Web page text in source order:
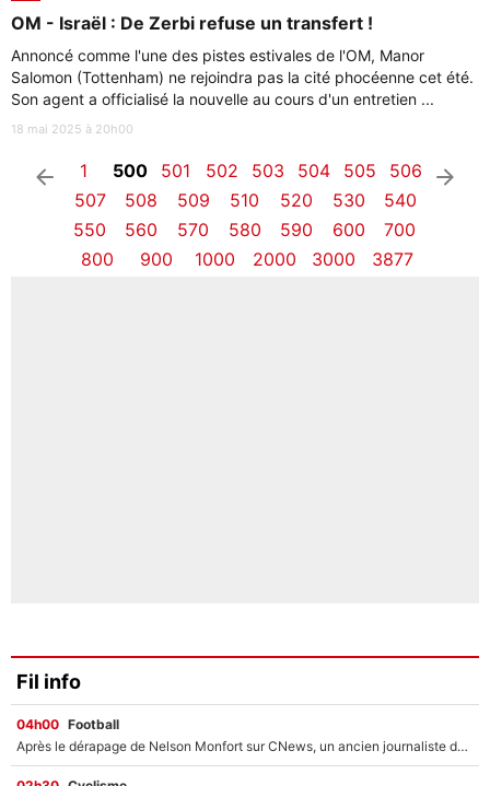
OM - Israël : De Zerbi refuse un transfert !
Annoncé comme l'une des pistes estivales de l'OM, Manor
Salomon (Tottenham) ne rejoindra pas la cité phocéenne cet été.
Son agent a officialisé la nouvelle au cours d'un entretien ...
18 mai 2025 à 20h00
arrow_left 1 500 501 502 503 504 505
506
507
508 509 510 520 530
540
550
560 570 580 590 600
700
800
900 1000 2000 3000 3877
arrow_right
Fil info
04h00 Football
Après le dérapage de Nelson Monfort sur CNews, un ancien journaliste de France Télévisions relance la polémique sur les incendies en Gironde